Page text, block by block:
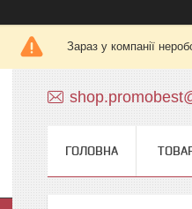
Зараз у компанії
ГОЛОВНА